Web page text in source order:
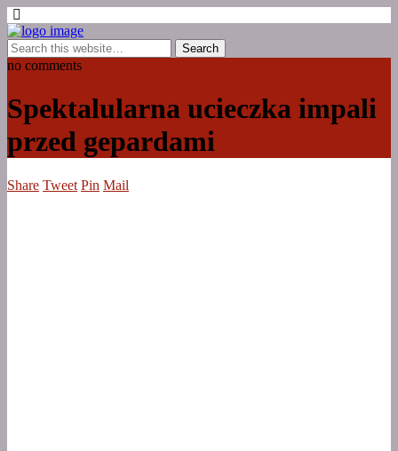
no comments
Spektalularna ucieczka impali
przed gepardami
Share Tweet Pin Mail